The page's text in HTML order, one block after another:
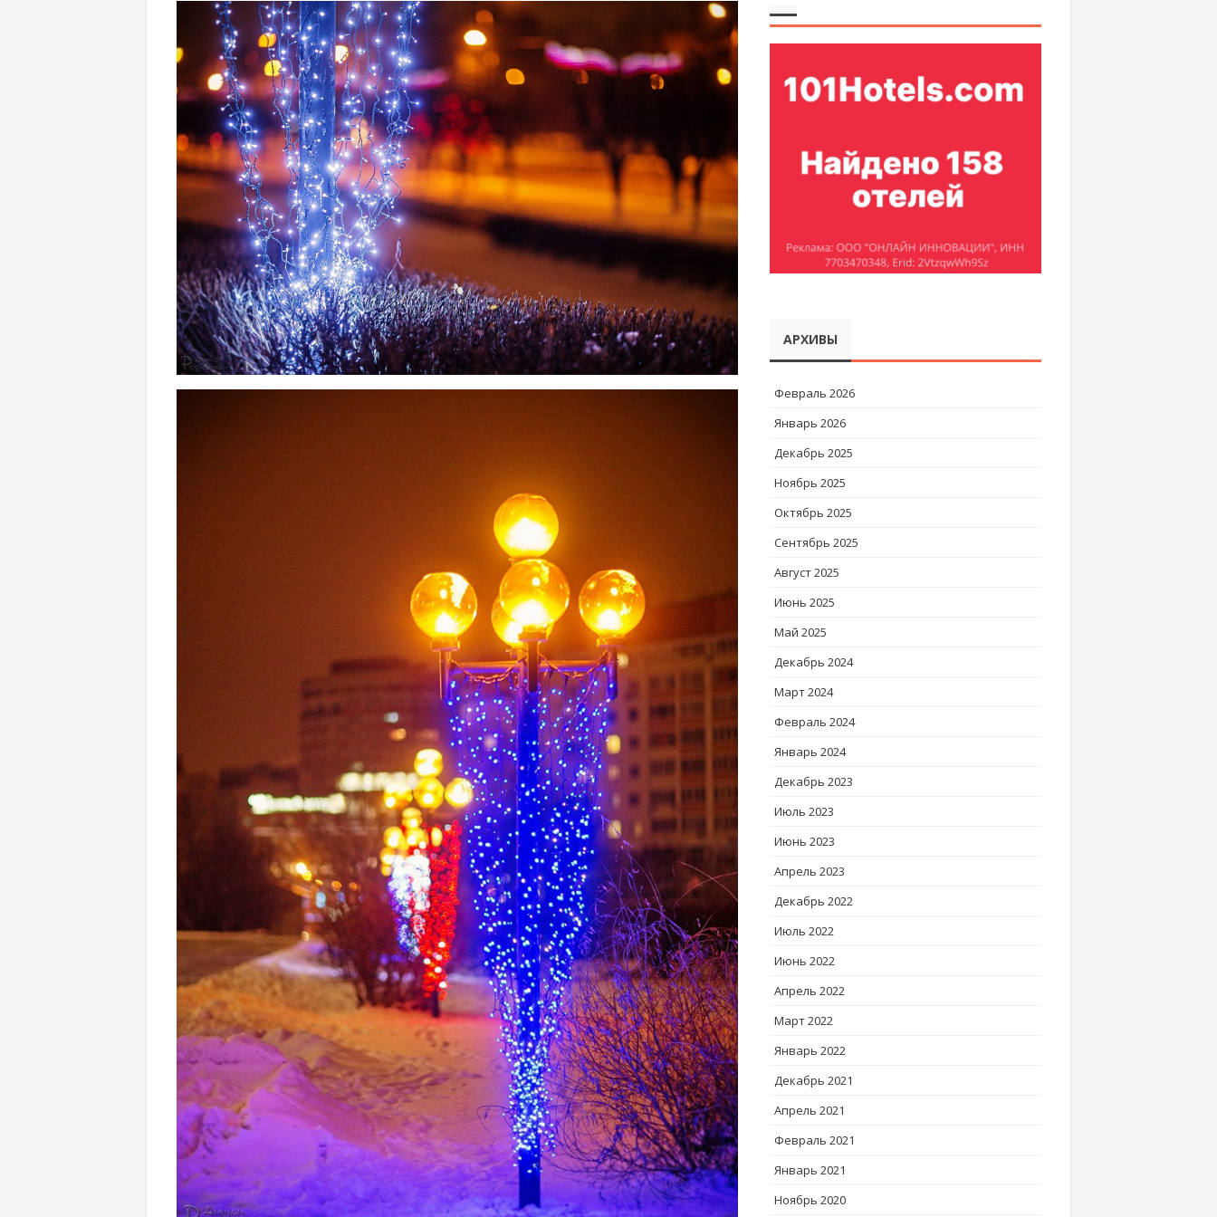
АРХИВЫ
Февраль 2026
Январь 2026
Декабрь 2025
Ноябрь 2025
Октябрь 2025
Сентябрь 2025
Август 2025
Июнь 2025
Май 2025
Декабрь 2024
Март 2024
Февраль 2024
Январь 2024
Декабрь 2023
Июль 2023
Июнь 2023
Апрель 2023
Декабрь 2022
Июль 2022
Июнь 2022
Апрель 2022
Март 2022
Январь 2022
Декабрь 2021
Апрель 2021
Февраль 2021
Январь 2021
Ноябрь 2020